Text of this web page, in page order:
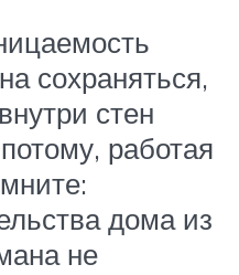
сохраняться,
стен
работая
дома из
не